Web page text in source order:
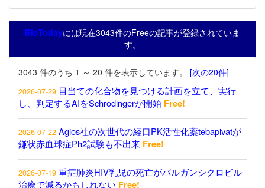
BioTodayには現在3043件のFreeの記事が登録されていま
す。
3043 件のうち 1 ～ 20 件を表示しています。 [次の20件]
2026-07-29 目当ての化合物を見つける計画を立て、実行
し、判定するAIをSchrodingerが開始 Free!
2026-07-22 Agios社の次世代の経口PK活性化薬tebapivatが
鎌状赤血球症Ph2試験も不出来 Free!
2026-07-19 重症肺炎HIV乳児の死亡がバルガンシクロビル
治療で減るかもしれない Free!